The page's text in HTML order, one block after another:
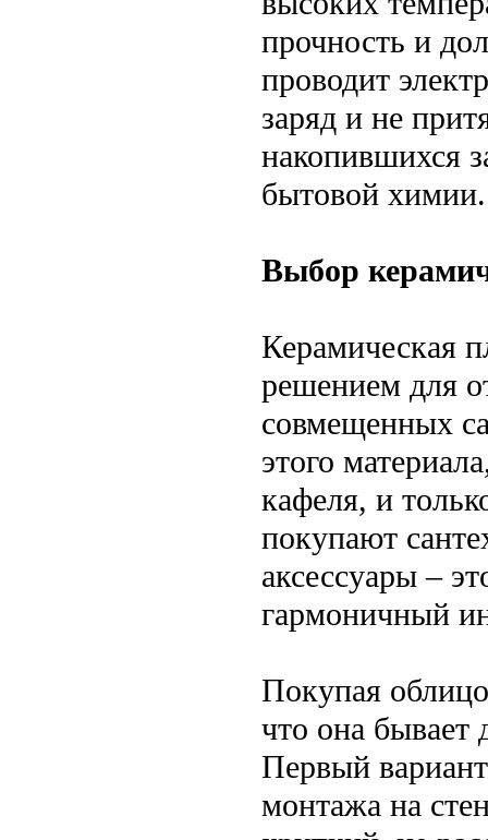
прочность и
проводит
заряд и не
накопившихся
бытовой химии.
Выбор
Керамическая
решением для
совмещенных
этого
кафеля, и
покупают
аксессуары –
гармоничный
Покупая
что она бывает
Первый
монтажа на